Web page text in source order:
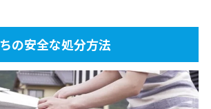
の安全な処分方法